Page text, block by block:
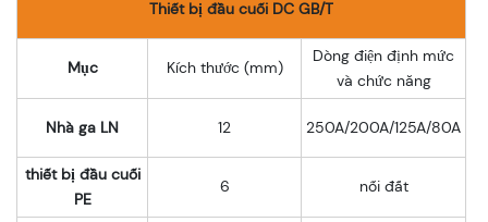
Thiết bị đầu cuối DC GB/T
Mục Kích thước (mm)
Dòng điện định mức
và chức năng
Nhà ga LN 12 250A/200A/125A/80A
thiết bị đầu cuối
PE
6 nối đất